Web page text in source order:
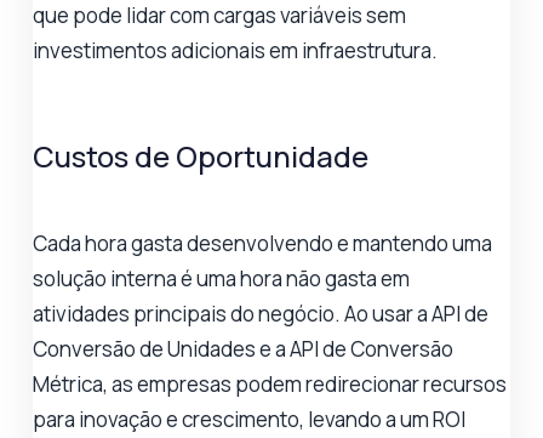
que pode lidar com cargas variáveis sem
investimentos adicionais em infraestrutura.
Custos de Oportunidade
Cada hora gasta desenvolvendo e mantendo uma
solução interna é uma hora não gasta em
atividades principais do negócio. Ao usar a API de
Conversão de Unidades e a API de Conversão
Métrica, as empresas podem redirecionar recursos
para inovação e crescimento, levando a um ROI